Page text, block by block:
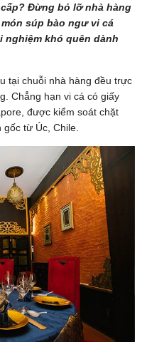
Đừng bỏ lỡ nhà hàng
súp bào ngư vi cá
nghiệm khó quên dành
tại chuỗi nhà hàng đều trực
Chẳng hạn vi cá có giấy
được kiểm soát chặt
từ Úc, Chile.